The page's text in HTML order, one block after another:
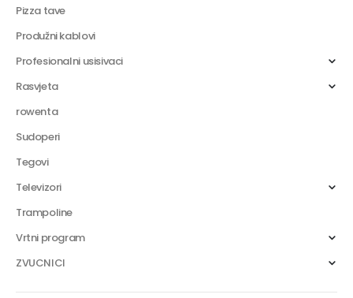
Pizza tave
Produžni kablovi
Profesionalni usisivaci
Rasvjeta
rowenta
Sudoperi
Tegovi
Televizori
Trampoline
Vrtni program
ZVUCNICI